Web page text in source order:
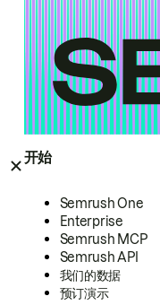
开始
Semrush One
Enterprise
Semrush MCP
Semrush API
我们的数据
预订演示